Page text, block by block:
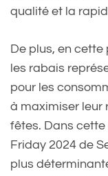
qualité et la
De plus, en cette
les rabais
pour les
à maximiser leur
fêtes. Dans
Friday 2024 de
plus